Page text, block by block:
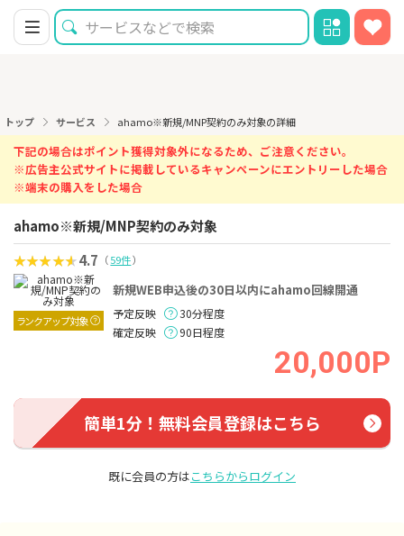
トップ サービス ahamo※新規/MNP契約のみ対象の詳細
下記の場合はポイント獲得対象外になるため、ご注意ください。
※広告主公式サイトに掲載しているキャンペーンにエントリーした場合
※端末の購入をした場合
ahamo※新規/MNP契約のみ対象
4.7 （59件）
ランクアップ対象
新規WEB申込後の30日以内にahamo回線開通
予定反映
30分程度
確定反映
90日程度
20,000P
簡単1分！無料会員登録はこちら
既に会員の方はこちらからログイン